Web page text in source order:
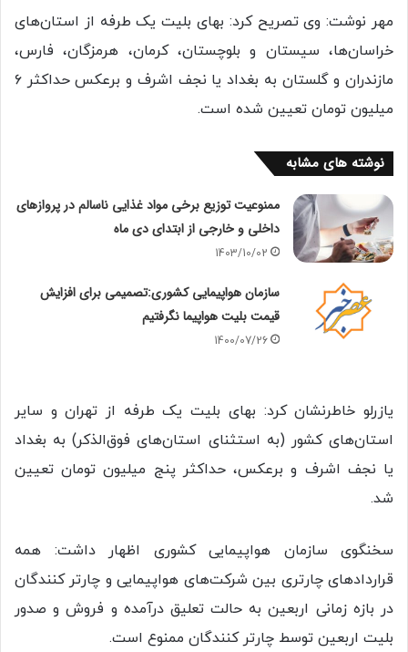
مهر نوشت: وی تصریح کرد: بهای بلیت یک طرفه از استان‌های
خراسان‌ها، سیستان و بلوچستان، کرمان، هرمزگان، فارس،
مازندران و گلستان به بغداد یا نجف اشرف و برعکس حداکثر ۶
میلیون تومان تعیین شده است.
نوشته های مشابه
ممنوعیت توزیع برخی مواد غذایی ناسالم در پروازهای
داخلی و خارجی از ابتدای دی ماه
1403/10/02
سازمان هواپیمایی کشوری:تصمیمی برای افزایش
قیمت بلیت هواپیما نگرفتیم
1400/07/26
یازرلو خاطرنشان کرد: بهای بلیت یک طرفه از تهران و سایر
استان‌های کشور (به استثنای استان‌های فوق‌الذکر) به بغداد
یا نجف اشرف و برعکس، حداکثر پنج میلیون تومان تعیین
شد.
سخنگوی سازمان هواپیمایی کشوری اظهار داشت: همه
قراردادهای چارتری بین شرکت‌های هواپیمایی و چارتر کنندگان
در بازه زمانی اربعین به حالت تعلیق درآمده و فروش و صدور
بلیت اربعین توسط چارتر کنندگان ممنوع است.